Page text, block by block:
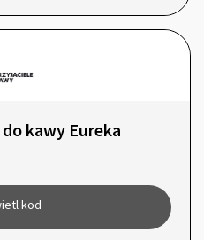
kawy Eureka
kod